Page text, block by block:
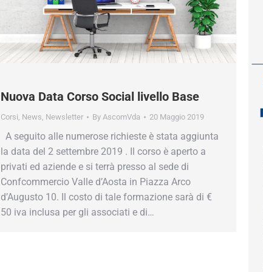
Nuova Data Corso Social livello Base
Corsi,News,Newsletter ByAscomVda 20 Maggio 2019
A seguito alle numerose richieste è stata aggiunta
la data del 2 settembre 2019 . Il corso è aperto a
privati ed aziende e si terrà presso al sede di
Confcommercio Valle d’Aosta in Piazza Arco
d’Augusto 10. Il costo di tale formazione sarà di €
50 iva inclusa per gli associati e di…